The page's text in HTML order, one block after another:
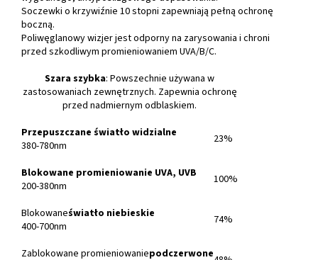
Soczewki o krzywiźnie 10 stopni zapewniają pełną ochronę
boczną.
Poliwęglanowy wizjer jest odporny na zarysowania i chroni
przed szkodliwym promieniowaniem UVA/B/C.
Szara szybka: Powszechnie używana w
zastosowaniach zewnętrznych. Zapewnia ochronę
przed nadmiernym odblaskiem.
Przepuszczane światło widzialne
380-780nm
23%
Blokowane promieniowanie UVA, UVB
200-380nm
100%
Blokowaneświatło niebieskie
400-700nm
74%
Zablokowane promieniowaniepodczerwone